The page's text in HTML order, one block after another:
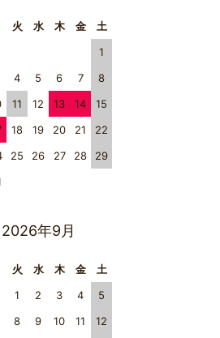
火 水 木 金
土
1
4 5 6 7
8
11 12 13 14
15
18 19 20 21
22
25 26 27 28
29
2026年9月
火 水 木 金
土
1
2 3 4
5
8 9 10 11
12